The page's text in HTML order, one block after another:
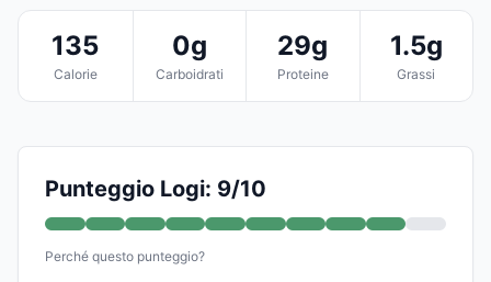
135
Calorie
0g
Carboidrati
29g
Proteine
1.5g
Grassi
Punteggio Logi: 9/10
Perché questo punteggio?